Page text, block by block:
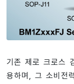
기존 제로 크로스
용하며, 그 소비전